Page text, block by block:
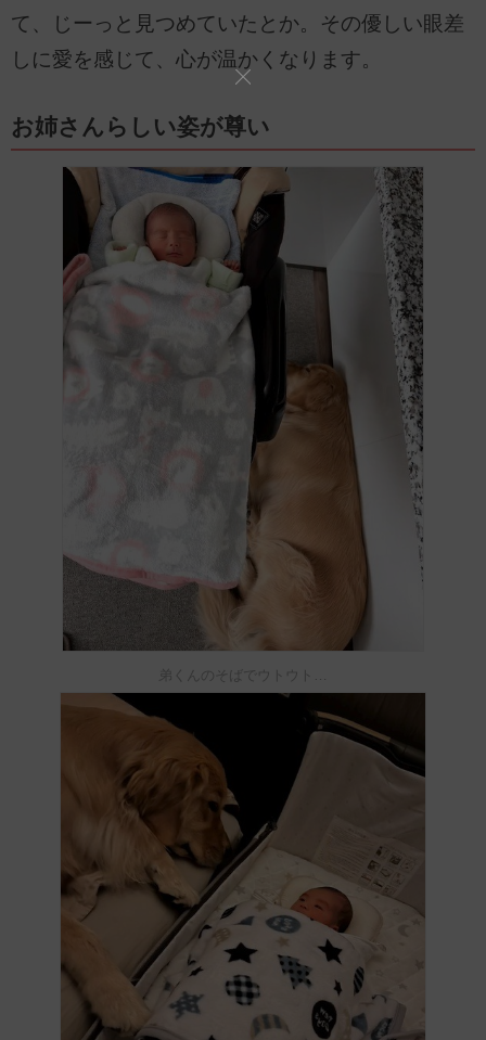
て、じーっと見つめていたとか。その優しい眼差
しに愛を感じて、心が温かくなります。
お姉さんらしい姿が尊い
弟くんのそばでウトウト…